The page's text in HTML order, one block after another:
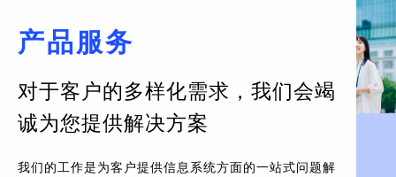
产品服务
对于客户的多样化需求， 我们会竭
诚为您提供解决方案
我们的工作是为客户提供信息系统方面的一站式问题解